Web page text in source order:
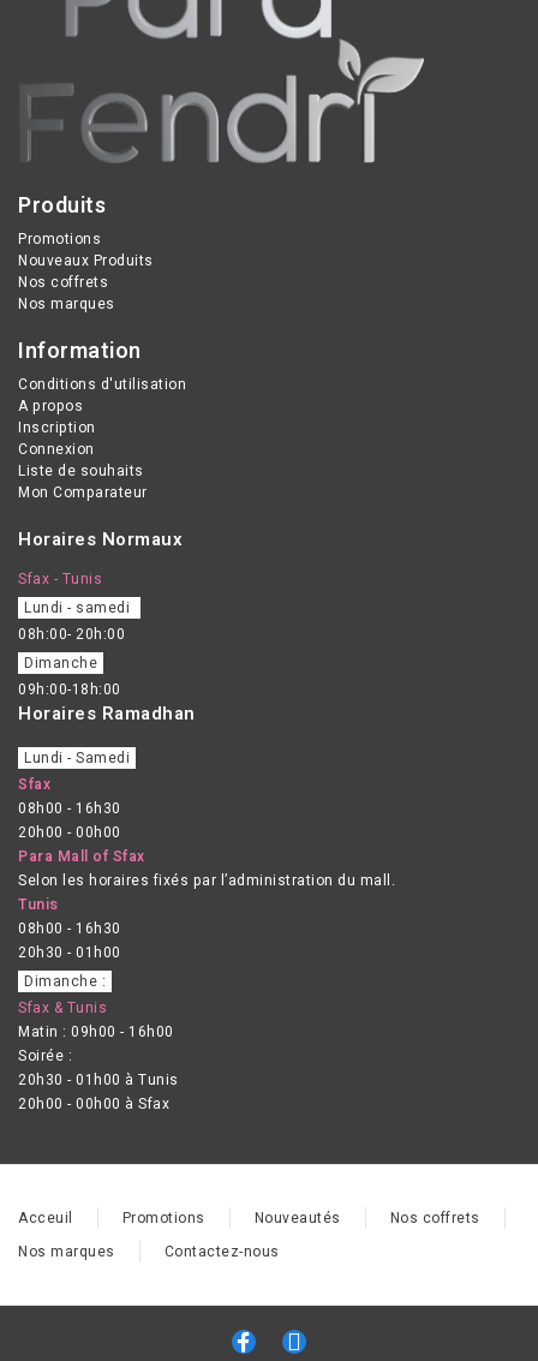
un nettoyage précis et
respectueux des dents
et des gencives.
Produits
Promotions
Nouveaux Produits
Nos coffrets
Nos marques
Information
Conditions d'utilisation
A propos
Inscription
Connexion
Liste de souhaits
Mon Comparateur
Horaires Normaux
Sfax - Tunis
Lundi - samedi
08h:00- 20h:00
Dimanche
09h:00-18h:00
Horaires Ramadhan
Lundi - Samedi
Sfax
08h00 - 16h30
20h00 - 00h00
Para Mall of Sfax
Selon les horaires fixés par l’administration du mall.
Tunis
08h00 - 16h30
20h30 - 01h00
Dimanche :
Sfax & Tunis
Matin : 09h00 - 16h00
Soirée :
20h30 - 01h00 à Tunis
20h00 - 00h00 à Sfax
Acceuil Promotions Nouveautés
Nos coffrets
Nos marques
Contactez-nous